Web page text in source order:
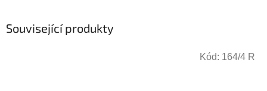
Související produkty
Kód: 164/4 R